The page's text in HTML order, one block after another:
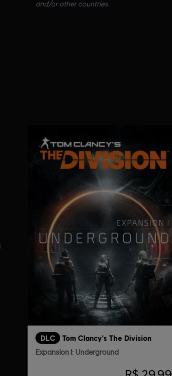
and/or other countries.
DLC Tom Clancy's The Division
Expansion I: Underground